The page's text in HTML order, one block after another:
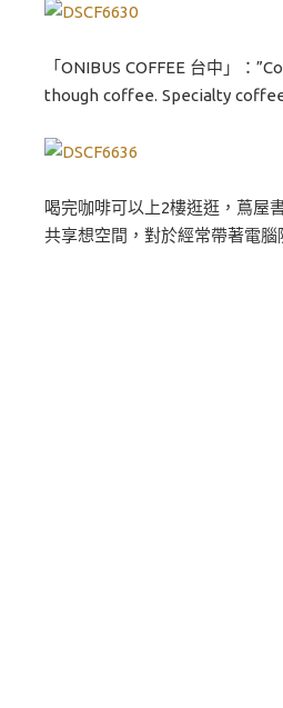
「ONIBUS COFFEE 台中」：
though coffee. Specialty
喝完咖啡可以上2樓逛逛，蔦屋
共享想空間，對於經常帶著電